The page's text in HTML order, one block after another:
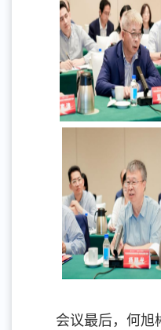
会议最后，何旭